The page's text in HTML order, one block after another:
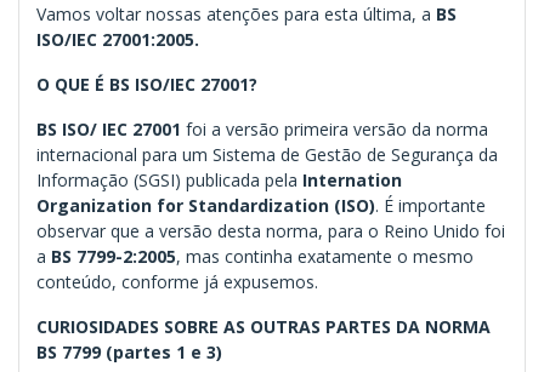
Vamos voltar nossas atenções para esta última, a BS
ISO/IEC 27001:2005.
O QUE É BS ISO/IEC 27001?
BS ISO/ IEC 27001 foi a versão primeira versão da norma
internacional para um Sistema de Gestão de Segurança da
Informação (SGSI) publicada pela Internation
Organization for Standardization (ISO). É importante
observar que a versão desta norma, para o Reino Unido foi
a BS 7799-2:2005, mas continha exatamente o mesmo
conteúdo, conforme já expusemos.
CURIOSIDADES SOBRE AS OUTRAS PARTES DA NORMA
BS 7799 (partes 1 e 3)